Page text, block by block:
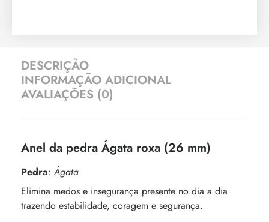
DESCRIÇÃO
INFORMAÇÃO ADICIONAL
AVALIAÇÕES (0)
Anel da pedra Ágata roxa (26 mm)
Pedra:Ágata
Elimina medos e insegurança presente no dia a dia
trazendo estabilidade, coragem e segurança.